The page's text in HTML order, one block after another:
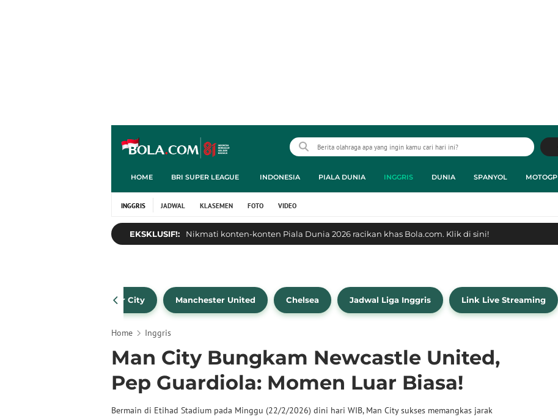
HOME BRI SUPER LEAGUE INDONESIA PIALA DUNIA INGGRIS DUNIA SPANYOL MOTOGP
INGGRIS JADWAL KLASEMEN FOTO VIDEO
EKSKLUSIF!: Nikmati konten-konten Piala Dunia 2026 racikan khas Bola.com. Klik di sini!
Manchester City Manchester United Chelsea Jadwal Liga Inggris Link Live Streaming
Home Inggris
Man City Bungkam Newcastle United,
Pep Guardiola: Momen Luar Biasa!
Bermain di Etihad Stadium pada Minggu (22/2/2026) dini hari WIB, Man City sukses memangkas jarak